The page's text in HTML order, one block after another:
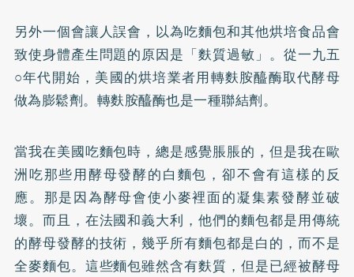
另外一個會讓人誤會，以為吃麵包和其他烘培食品會
致使身體產生問題的原因是「麩質過敏」。從一九五
○年代開始，美國的烘培業者用轉麩胺醯酶取代酵母
做為膨鬆劑。轉麩胺醯酶也是一種聯結劑。
當我在美國吃麵包時，總是感覺脹脹的，但是我在歐
洲吃那些用酵母發酵的白麵包，卻不會有這樣的反
應。那是因為酵母會使小麥裡面的凝集素發酵並破
壞。而且，在法國和義大利，他們的麵包都是用傳統
的酵母發酵的技術，幾乎所有麵包都是白的，而不是
全麥麵包。這些麵包雖然含有麩質，但是已經被酵母